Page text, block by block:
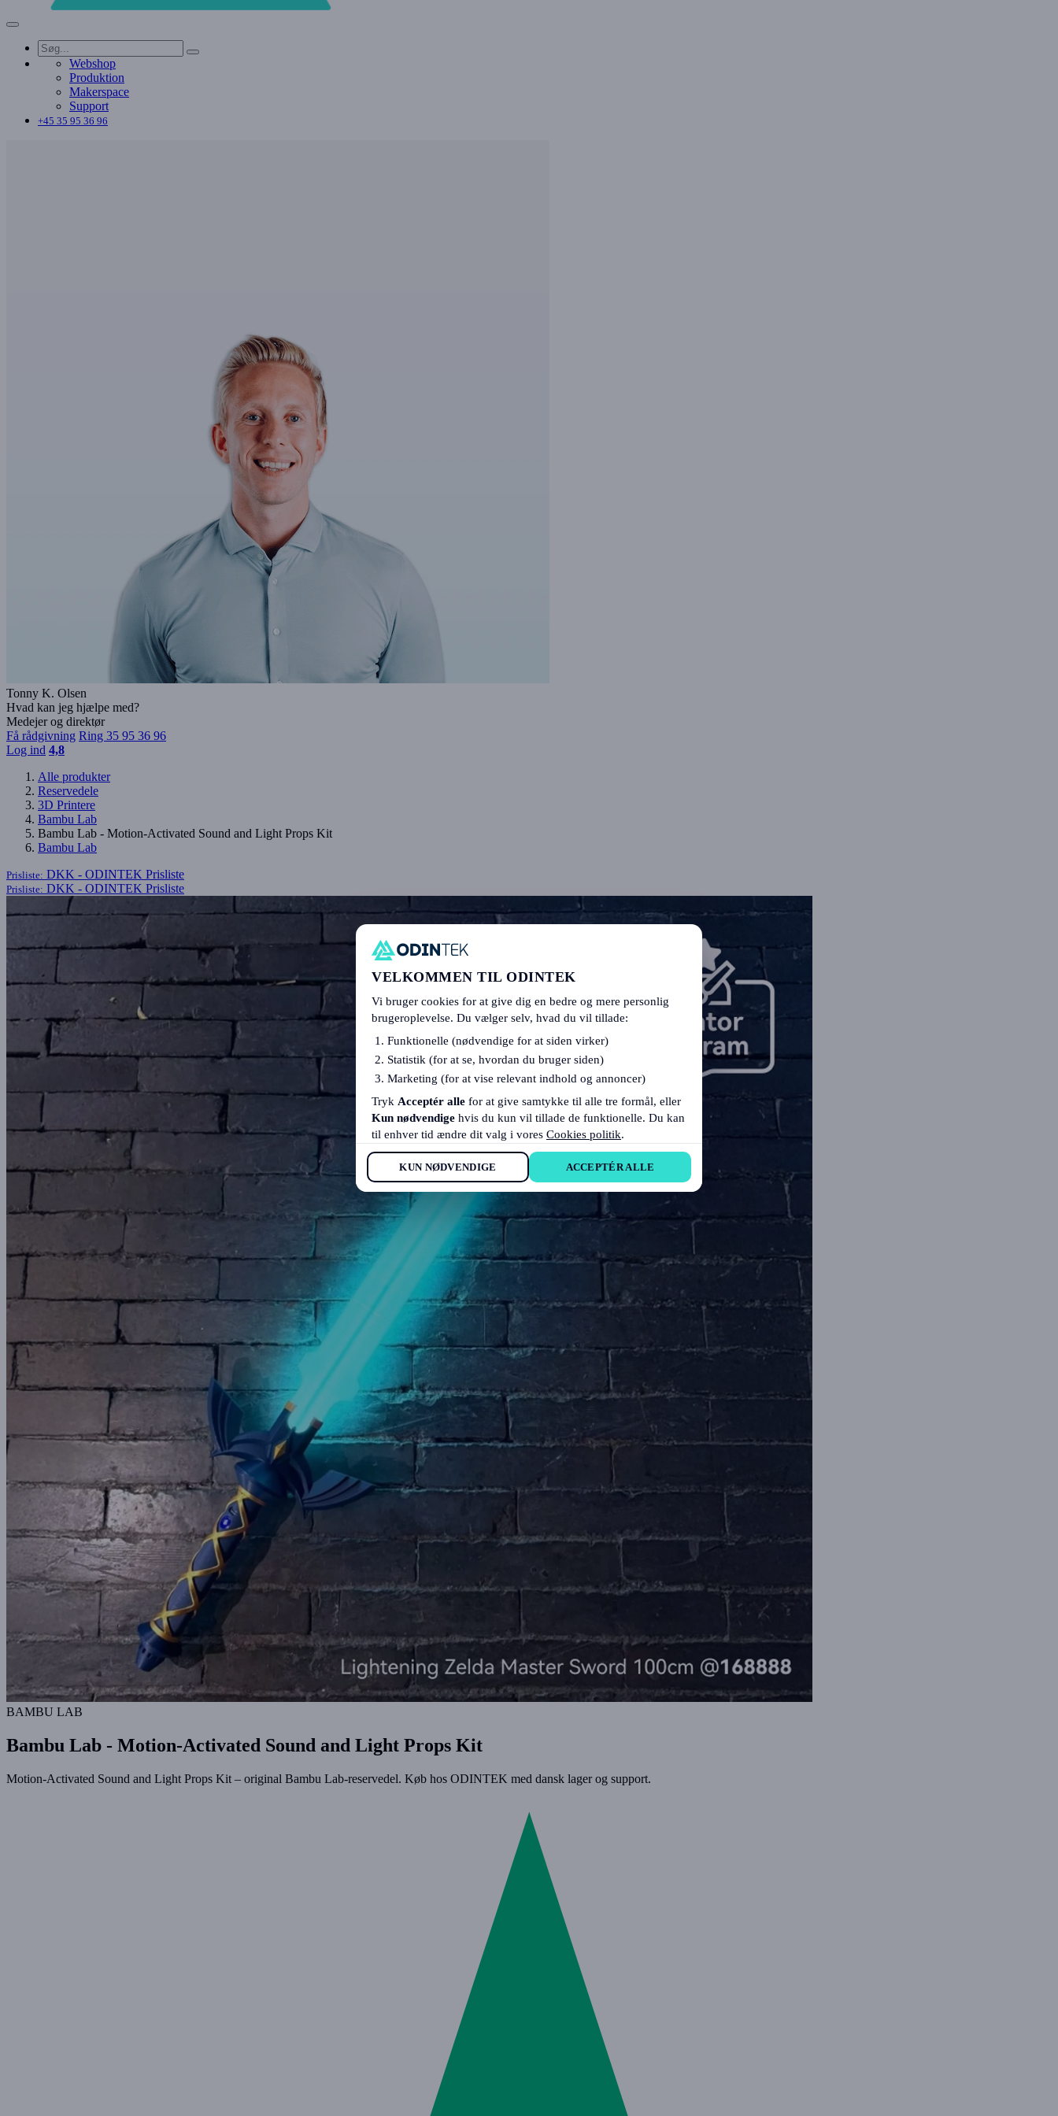
Webshop
Produktion
Makerspace
Support
+45 35 95 36 96
Tonny K. Olsen
Hvad kan jeg hjælpe med?
Medejer og direktør
Få rådgivning Ring 35 95 36 96
Log ind 4,8
Alle produkter
Reservedele
3D Printere
Bambu Lab
Bambu Lab - Motion-Activated Sound and Light Props Kit
Bambu Lab
Prisliste: DKK - ODINTEK Prisliste
Prisliste: DKK - ODINTEK Prisliste
BAMBU LAB
Bambu Lab - Motion-Activated Sound and Light Props Kit
Motion-Activated Sound and Light Props Kit – original Bambu Lab-reservedel. Køb hos ODINTEK med dansk lager og support.
VELKOMMEN TIL ODINTEK
Vi bruger cookies for at give dig en bedre og mere personlig
brugeroplevelse. Du vælger selv, hvad du vil tillade:
Funktionelle (nødvendige for at siden virker)
Statistik (for at se, hvordan du bruger siden)
Marketing (for at vise relevant indhold og annoncer)
Tryk Acceptér alle for at give samtykke til alle tre formål, eller
Kun nødvendige hvis du kun vil tillade de funktionelle. Du kan
til enhver tid ændre dit valg i vores Cookies politik.
KUN NØDVENDIGE ACCEPTÉR ALLE